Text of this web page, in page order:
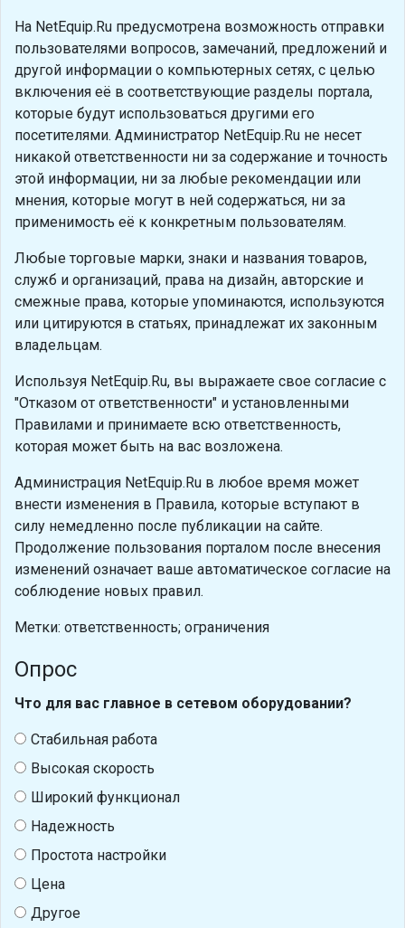
На NetEquip.Ru предусмотрена возможность отправки
пользователями вопросов, замечаний, предложений и
другой информации о компьютерных сетях, с целью
включения её в соответствующие разделы портала,
которые будут использоваться другими его
посетителями. Администратор NetEquip.Ru не несет
никакой ответственности ни за содержание и точность
этой информации, ни за любые рекомендации или
мнения, которые могут в ней содержаться, ни за
применимость её к конкретным пользователям.
Любые торговые марки, знаки и названия товаров,
служб и организаций, права на дизайн, авторские и
смежные права, которые упоминаются, используются
или цитируются в статьях, принадлежат их законным
владельцам.
Используя NetEquip.Ru, вы выражаете свое согласие с
"Отказом от ответственности" и установленными
Правилами и принимаете всю ответственность,
которая может быть на вас возложена.
Администрация NetEquip.Ru в любое время может
внести изменения в Правила, которые вступают в
силу немедленно после публикации на сайте.
Продолжение пользования порталом после внесения
изменений означает ваше автоматическое согласие на
соблюдение новых правил.
Метки: ответственность; ограничения
Опрос
Что для вас главное в сетевом оборудовании?
Стабильная работа
Высокая скорость
Широкий функционал
Надежность
Простота настройки
Цена
Другое